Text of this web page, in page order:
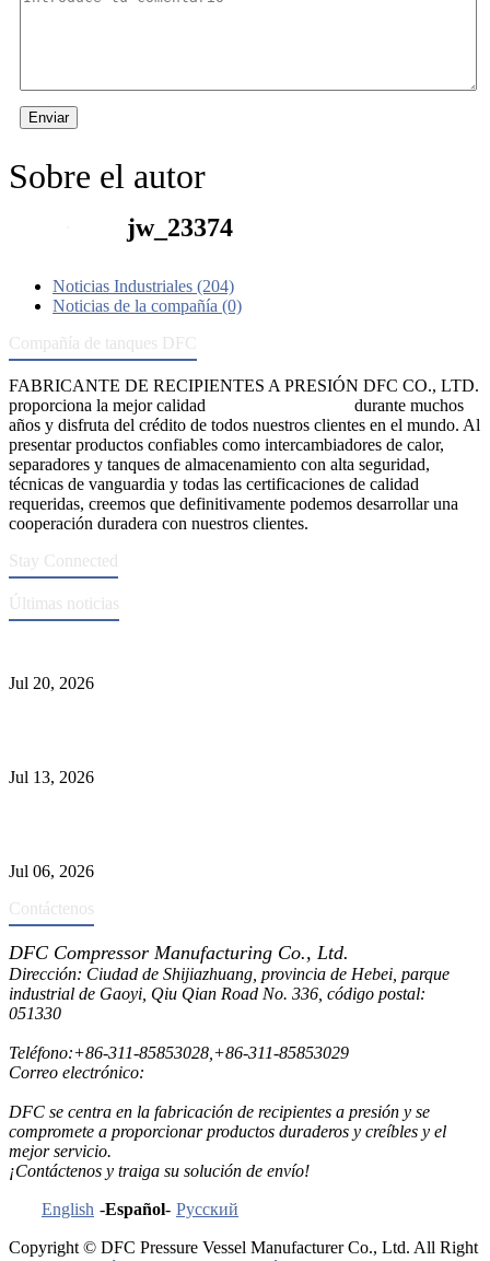
Enviar
Sobre el autor
jw_23374
Noticias Industriales (204)
Noticias de la compañía (0)
Compañía de tanques DFC
FABRICANTE DE RECIPIENTES A PRESIÓN DFC CO., LTD.
proporciona la mejor calidad
durante muchos
años y disfruta del crédito de todos nuestros clientes en el mundo. Al
presentar productos confiables como intercambiadores de calor,
separadores y tanques de almacenamiento con alta seguridad,
técnicas de vanguardia y todas las certificaciones de calidad
requeridas, creemos que definitivamente podemos desarrollar una
cooperación duradera con nuestros clientes.
Stay Connected
Últimas noticias
Jul 20, 2026
Jul 13, 2026
Jul 06, 2026
Contáctenos
DFC Compressor Manufacturing Co., Ltd.
Dirección: Ciudad de Shijiazhuang, provincia de Hebei, parque
industrial de Gaoyi, Qiu Qian Road No. 336, código postal:
051330
Teléfono:+86-311-85853028 +86-311-85853029
Correo electrónico:
DFC se centra en la fabricación de recipientes a presión y se
compromete a proporcionar productos duraderos y creíbles y el
mejor servicio.
¡Contáctenos y traiga su solución de envío!
English -Español- Русский
Copyright © DFC Pressure Vessel Manufacturer Co., Ltd. All Right